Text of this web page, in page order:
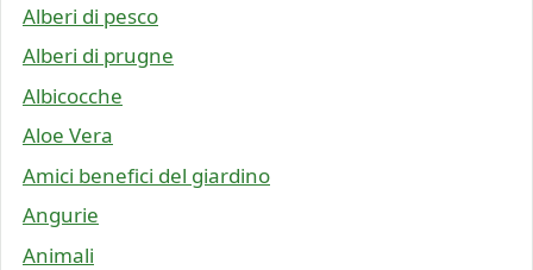
Alberi di pesco
Alberi di prugne
Albicocche
Aloe Vera
Amici benefici del giardino
Angurie
Animali